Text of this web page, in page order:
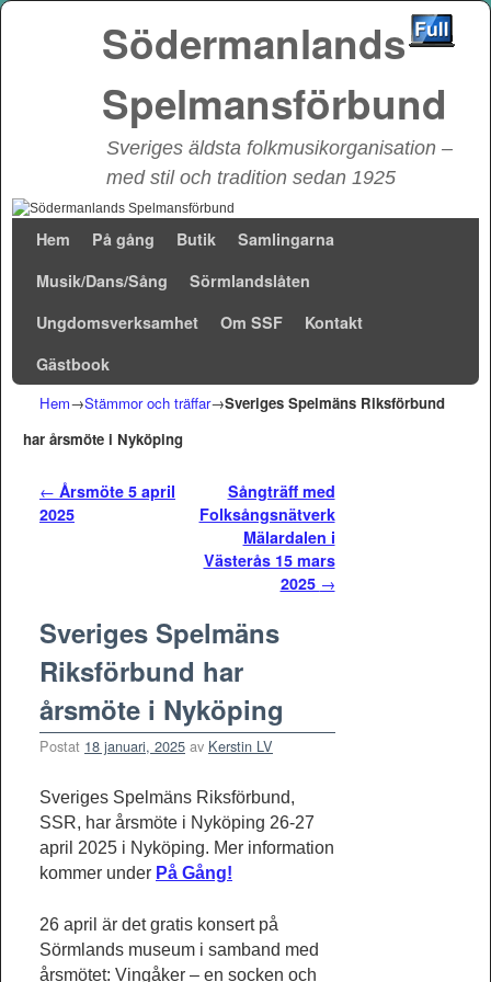
Södermanlands
Spelmansförbund
Sveriges äldsta folkmusikorganisation –
med stil och tradition sedan 1925
Hem På gång Butik
Samlingarna
Musik/Dans/Sång
Sörmlandslåten
Ungdomsverksamhet
Om SSF
Kontakt
Gästbook
Hem→Stämmor och träffar→Sveriges Spelmäns Riksförbund
har årsmöte i Nyköping
Inläggsnavigering
← Årsmöte 5 april
2025
Sångträff med
Folksångsnätverk
Mälardalen i
Västerås 15 mars
2025 →
Sveriges Spelmäns
Riksförbund har
årsmöte i Nyköping
Postat 18 januari, 2025 av Kerstin LV
Sveriges Spelmäns Riksförbund,
SSR, har årsmöte i Nyköping 26-27
april 2025 i Nyköping. Mer information
kommer under På Gång!
26 april är det gratis konsert på
Sörmlands museum i samband med
årsmötet: Vingåker – en socken och